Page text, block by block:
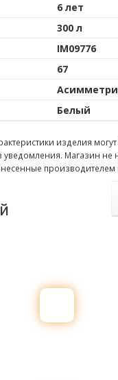
6 лет
300 л
IM09776
67
Белый
изделия
Магазин не